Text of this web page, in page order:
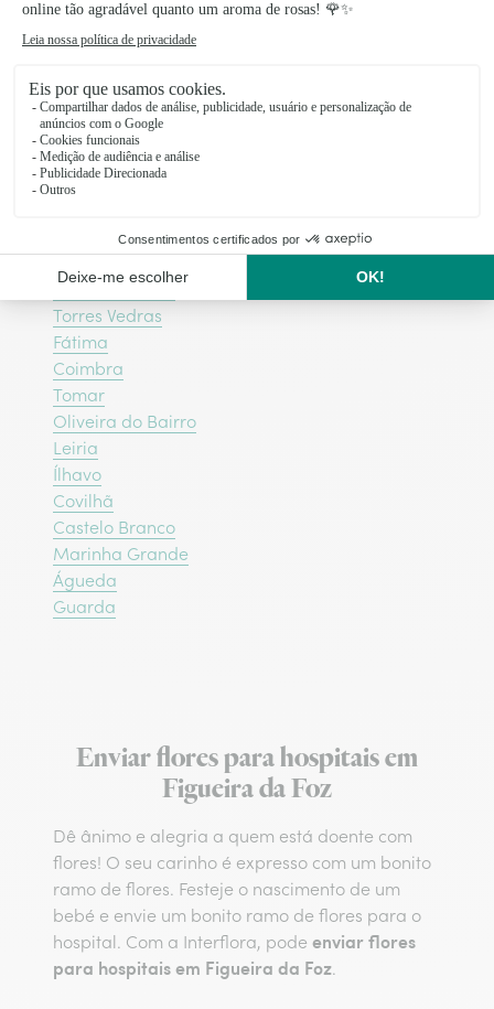
Floristas da rede Interflora nas
principais cidades do Centro de
Entroncamento
Torres Vedras
Fátima
Coimbra
Tomar
Oliveira do Bairro
Leiria
Ílhavo
Covilhã
Castelo Branco
Marinha Grande
Águeda
Guarda
Enviar flores para hospitais em
Figueira da Foz
Dê ânimo e alegria a quem está doente com
flores! O seu carinho é expresso com um bonito
ramo de flores. Festeje o nascimento de um
bebé e envie um bonito ramo de flores para o
hospital. Com a Interflora, pode enviar flores
para hospitais em Figueira da Foz.